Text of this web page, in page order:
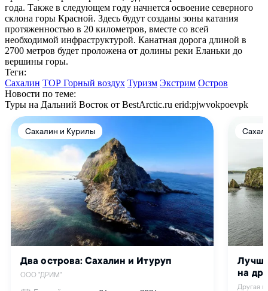
года. Также в следующем году начнется освоение северного
склона горы Красной. Здесь будут созданы зоны катания
протяженностью в 20 километров, вместе со всей
необходимой инфраструктурой. Канатная дорога длиной в
2700 метров будет проложена от долины реки Еланьки до
вершины горы.
Теги:
Сахалин ТОР Горный воздух Туризм Экстрим Остров
Новости по теме:
Туры на Дальний Восток от BestArctic.ru erid:pjwvokpoevpk